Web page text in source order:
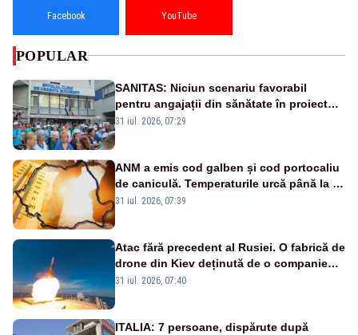
Facebook YouTube
POPULAR
SANITAS: Niciun scenariu favorabil
pentru angajații din sănătate în proiectul
Legii salarizării
31 iul. 2026, 07:29
ANM a emis cod galben și cod portocaliu
de caniculă. Temperaturile urcă până la 38
de grade, iar nopțile devin tropicale
31 iul. 2026, 07:39
Atac fără precedent al Rusiei. O fabrică de
drone din Kiev deținută de o companie
americană, distrusă de o rachetă
31 iul. 2026, 07:40
ITALIA: 7 persoane, dispărute după